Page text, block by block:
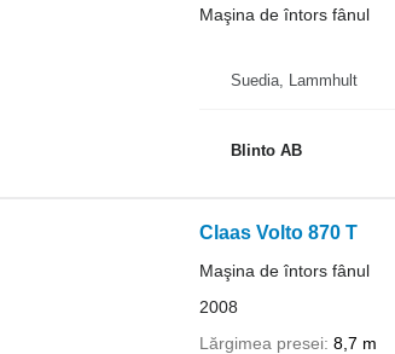
Maşina de întors fânul
Suedia, Lammhult
Blinto AB
Claas Volto 870 T
Maşina de întors fânul
2008
Lărgimea presei 8,7 m